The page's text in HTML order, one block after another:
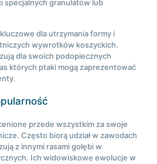
specjalnych granulatów lub
dla utrzymania formy i
wywrotków koszyckich.
dla swoich podopiecznych
których ptaki mogą zaprezentować
przede wszystkim za swoje
Często biorą udział w zawodach
z innymi rasami gołębi w
Ich widowiskowe ewolucje w